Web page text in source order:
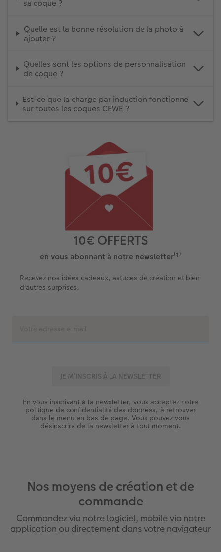
sa coque ?
Quelle est la bonne résolution de la photo à
ajouter ?
Quelles sont les options de personnalisation
de coque ?
Est-ce que la charge par induction fonctionne
sur toutes les coques CEWE ?
10€ OFFERTS
en vous abonnant à notre newsletter⁽¹⁾
Recevez nos idées cadeaux, astuces de création et bien
d'autres surprises.
En vous inscrivant à la newsletter, vous acceptez notre
politique de confidentialité des données, à retrouver
dans le menu en bas de page. Vous pouvez vous
désinscrire de la newsletter à tout moment.
Nos moyens de création et de
commande
Commandez via notre logiciel, mobile via notre
application ou directement dans votre navigateur